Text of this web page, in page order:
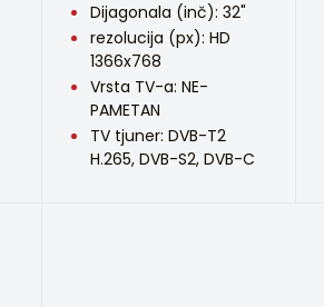
Dijagonala (inč): 32"
rezolucija (px): HD
1366x768
Vrsta TV-a: NE-
PAMETAN
TV tjuner: DVB-T2
H.265, DVB-S2, DVB-C